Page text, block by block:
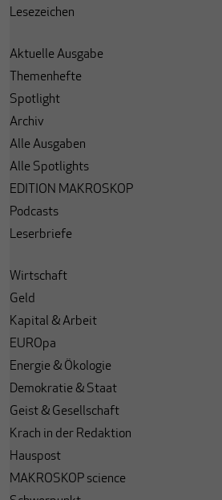
Lesezeichen
Aktuelle Ausgabe
Themenhefte
Spotlight
Archiv
Alle Ausgaben
Alle Spotlights
EDITION MAKROSKOP
Podcasts
Leserbriefe
Wirtschaft
Geld
Kapital & Arbeit
EUROpa
Energie & Ökologie
Demokratie & Staat
Geist & Gesellschaft
Krach in der Redaktion
Hauspost
MAKROSKOP science